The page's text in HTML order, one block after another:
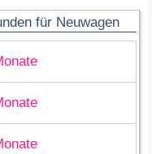
für Neuwagen